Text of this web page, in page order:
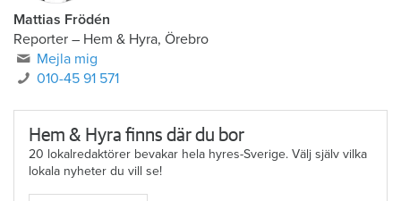
Mattias Frödén
Reporter–Hem & Hyra, Örebro
Mejla mig
Hem & Hyra finns där du bor
20 lokalredaktörer bevakar hela hyres-Sverige. Välj själv vilka
lokala nyheter du vill se!